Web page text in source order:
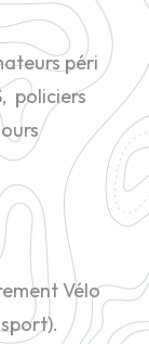
péri
policiers
Vélo